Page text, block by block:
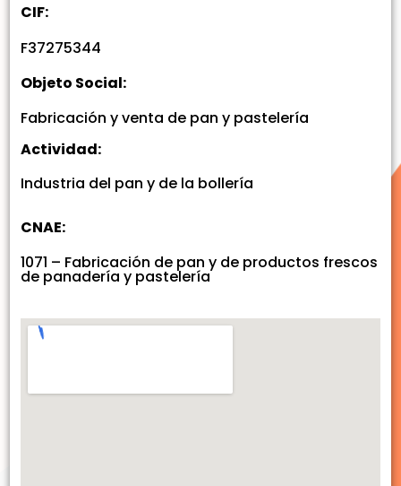
CIF:
F37275344
Objeto Social:
Fabricación y venta de pan y pastelería
Actividad:
Industria del pan y de la bollería
CNAE:
1071 – Fabricación de pan y de productos frescos
de panadería y pastelería